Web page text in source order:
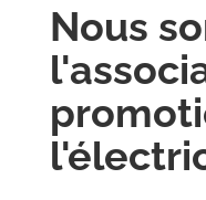
Nous